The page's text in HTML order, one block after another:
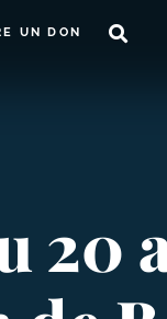
UN DON
20